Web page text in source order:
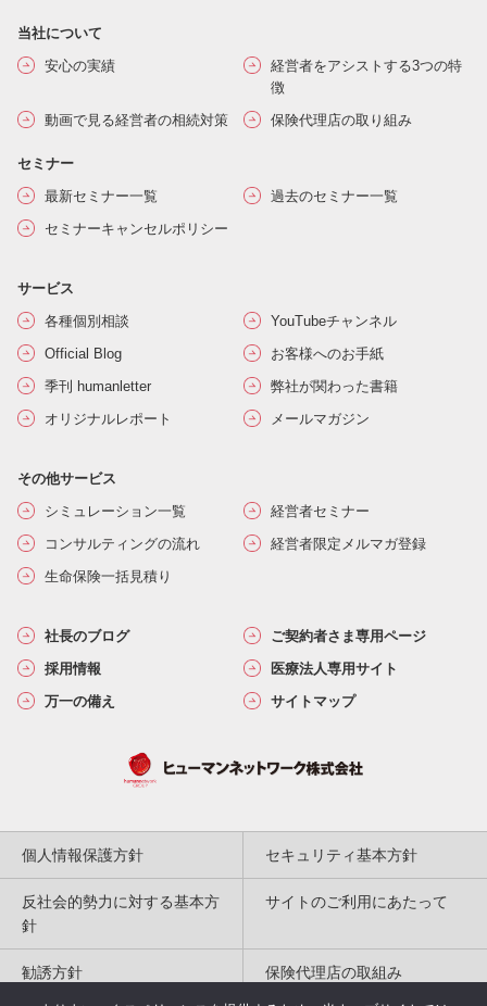
当社について
安心の実績
経営者をアシストする3つの特
徴
動画で見る経営者の相続対策
保険代理店の取り組み
セミナー
最新セミナー一覧
過去のセミナー一覧
セミナーキャンセルポリシー
サービス
各種個別相談
YouTubeチャンネル
Official Blog
お客様へのお手紙
季刊 humanletter
弊社が関わった書籍
オリジナルレポート
メールマガジン
その他サービス
シミュレーション一覧
経営者セミナー
コンサルティングの流れ
経営者限定メルマガ登録
生命保険一括見積り
社長のブログ
ご契約者さま専用ページ
採用情報
医療法人専用サイト
万一の備え
サイトマップ
個人情報保護方針 セキュリティ基本方針
反社会的勢力に対する基本方
針
サイトのご利用にあたって
勧誘方針 保険代理店の取組み